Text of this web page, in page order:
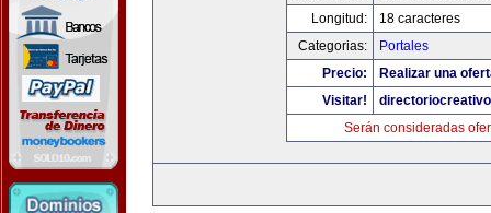
Longitud:
18 caracteres
Categorias:
Portales
Precio:
Realizar una
Visitar!
Serán consideradas